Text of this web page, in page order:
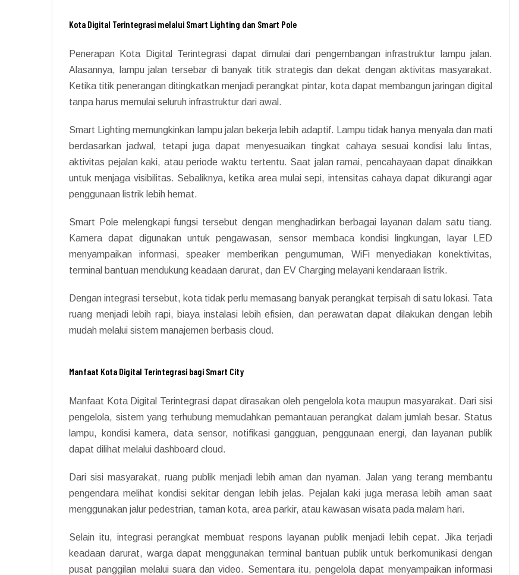
Kota Digital Terintegrasi melalui Smart Lighting dan Smart Pole
Penerapan Kota Digital Terintegrasi dapat dimulai dari pengembangan infrastruktur lampu jalan.
Alasannya, lampu jalan tersebar di banyak titik strategis dan dekat dengan aktivitas masyarakat.
Ketika titik penerangan ditingkatkan menjadi perangkat pintar, kota dapat membangun jaringan digital
tanpa harus memulai seluruh infrastruktur dari awal.
Smart Lighting memungkinkan lampu jalan bekerja lebih adaptif. Lampu tidak hanya menyala dan mati
berdasarkan jadwal, tetapi juga dapat menyesuaikan tingkat cahaya sesuai kondisi lalu lintas,
aktivitas pejalan kaki, atau periode waktu tertentu. Saat jalan ramai, pencahayaan dapat dinaikkan
untuk menjaga visibilitas. Sebaliknya, ketika area mulai sepi, intensitas cahaya dapat dikurangi agar
penggunaan listrik lebih hemat.
Smart Pole melengkapi fungsi tersebut dengan menghadirkan berbagai layanan dalam satu tiang.
Kamera dapat digunakan untuk pengawasan, sensor membaca kondisi lingkungan, layar LED
menyampaikan informasi, speaker memberikan pengumuman, WiFi menyediakan konektivitas,
terminal bantuan mendukung keadaan darurat, dan EV Charging melayani kendaraan listrik.
Dengan integrasi tersebut, kota tidak perlu memasang banyak perangkat terpisah di satu lokasi. Tata
ruang menjadi lebih rapi, biaya instalasi lebih efisien, dan perawatan dapat dilakukan dengan lebih
mudah melalui sistem manajemen berbasis cloud.
Manfaat Kota Digital Terintegrasi bagi Smart City
Manfaat Kota Digital Terintegrasi dapat dirasakan oleh pengelola kota maupun masyarakat. Dari sisi
pengelola, sistem yang terhubung memudahkan pemantauan perangkat dalam jumlah besar. Status
lampu, kondisi kamera, data sensor, notifikasi gangguan, penggunaan energi, dan layanan publik
dapat dilihat melalui dashboard cloud.
Dari sisi masyarakat, ruang publik menjadi lebih aman dan nyaman. Jalan yang terang membantu
pengendara melihat kondisi sekitar dengan lebih jelas. Pejalan kaki juga merasa lebih aman saat
menggunakan jalur pedestrian, taman kota, area parkir, atau kawasan wisata pada malam hari.
Selain itu, integrasi perangkat membuat respons layanan publik menjadi lebih cepat. Jika terjadi
keadaan darurat, warga dapat menggunakan terminal bantuan publik untuk berkomunikasi dengan
pusat panggilan melalui suara dan video. Sementara itu, pengelola dapat menyampaikan informasi